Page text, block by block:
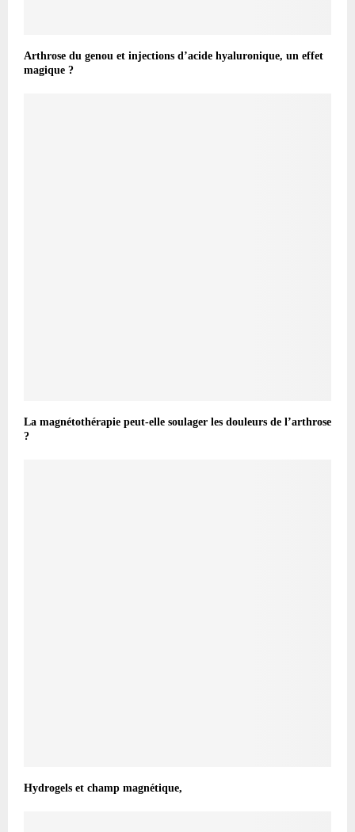
Arthrose du genou et injections d’acide hyaluronique, un effet
magique ?
La magnétothérapie peut-elle soulager les douleurs de l’arthrose
?
Hydrogels et champ magnétique,